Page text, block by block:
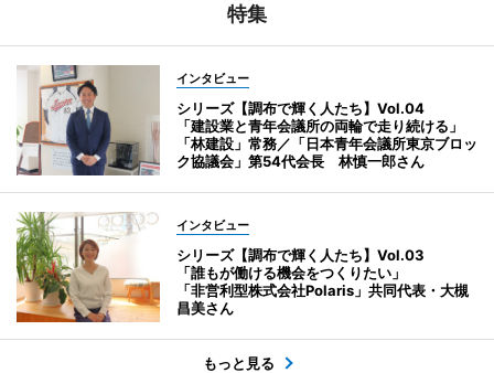
特集
インタビュー
シリーズ【調布で輝く人たち】Vol.04
「建設業と青年会議所の両輪で走り続ける」
「林建設」常務／「日本青年会議所東京ブロッ
ク協議会」第54代会長 林慎一郎さん
インタビュー
シリーズ【調布で輝く人たち】Vol.03
「誰もが働ける機会をつくりたい」
「非営利型株式会社Polaris」共同代表・大槻
昌美さん
もっと見る